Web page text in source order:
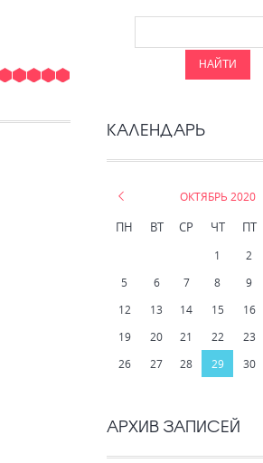
КАЛЕНДАРЬ
ОКТЯБРЬ 2020
ПН ВТ СР ЧТ ПТ
1 2
5
6 7 8 9
12
13 14 15 16
19
20 21 22 23
26
27 28 29 30
АРХИВ ЗАПИСЕЙ